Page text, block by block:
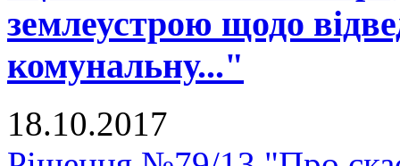
землеустрою щодо
комунальну..."
18.10.2017